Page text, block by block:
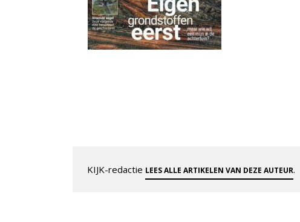
KIJK-redactie LEES ALLE ARTIKELEN VAN DEZE AUTEUR.